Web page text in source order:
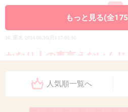
10. 匿名 2014/06/16(月) 17:05:36
かなり人の事言えないん
もっと見る(全
人気順一覧へ